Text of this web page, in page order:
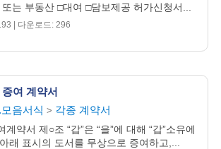
는 부동산 □대여 □담보제공 허가신청서...
| 다운로드: 296
여 계약서
음서식 > 각종 계약서
계약서 제○조 “갑”은 “을”에 대해 “갑”소유에
래 표시의 도서를 무상으로 증여하고,...